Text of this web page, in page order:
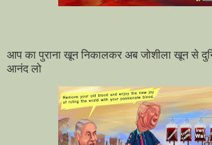
आप का पुराना खून निकालकर अब जोशीला खून से
आनंद लो